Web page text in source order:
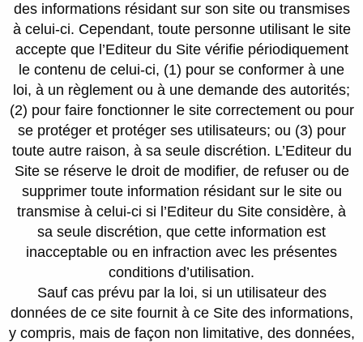
des informations résidant sur son site ou transmises
à celui-ci. Cependant, toute personne utilisant le site
accepte que l’Editeur du Site vérifie périodiquement
le contenu de celui-ci, (1) pour se conformer à une
loi, à un règlement ou à une demande des autorités;
(2) pour faire fonctionner le site correctement ou pour
se protéger et protéger ses utilisateurs; ou (3) pour
toute autre raison, à sa seule discrétion. L’Editeur du
Site se réserve le droit de modifier, de refuser ou de
supprimer toute information résidant sur le site ou
transmise à celui-ci si l’Editeur du Site considère, à
sa seule discrétion, que cette information est
inacceptable ou en infraction avec les présentes
conditions d’utilisation.
Sauf cas prévu par la loi, si un utilisateur des
données de ce site fournit à ce Site des informations,
y compris, mais de façon non limitative, des données,